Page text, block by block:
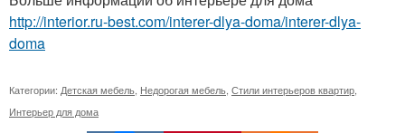
http://interior.ru-best.com/interer-dlya-doma/interer-dlya-
doma
Категории: Детская мебель Недорогая мебель Стили интерьеров квартир
Интерьер для дома